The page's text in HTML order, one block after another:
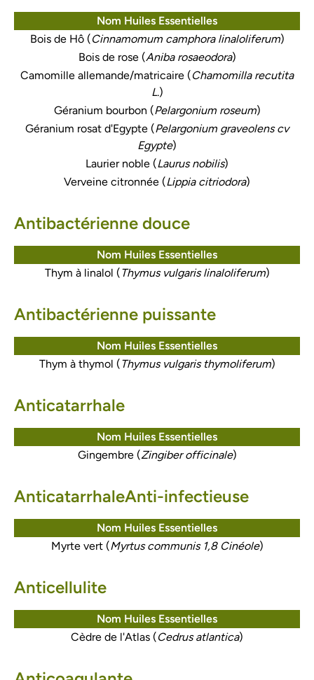
Nom Huiles Essentielles
Bois de Hô (Cinnamomum camphora linaloliferum)
Bois de rose (Aniba rosaeodora)
Camomille allemande/matricaire (Chamomilla recutita
L.)
Géranium bourbon (Pelargonium roseum)
Géranium rosat d'Egypte (Pelargonium graveolens cv
Egypte)
Laurier noble (Laurus nobilis)
Verveine citronnée (Lippia citriodora)
Antibactérienne douce
Nom Huiles Essentielles
Thym à linalol (Thymus vulgaris linaloliferum)
Antibactérienne puissante
Nom Huiles Essentielles
Thym à thymol (Thymus vulgaris thymoliferum)
Anticatarrhale
Nom Huiles Essentielles
Gingembre (Zingiber officinale)
AnticatarrhaleAnti-infectieuse
Nom Huiles Essentielles
Myrte vert (Myrtus communis 1,8 Cinéole)
Anticellulite
Nom Huiles Essentielles
Cèdre de l'Atlas (Cedrus atlantica)